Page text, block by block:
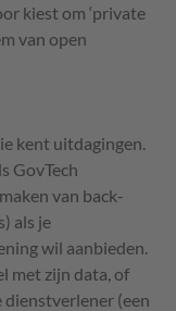
kiest om ‘private
van open
kent uitdagingen.
GovTech
van back-
als je
wil aanbieden.
met zijn data, of
(een